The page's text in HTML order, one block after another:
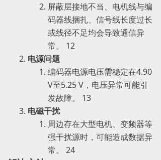
屏蔽层接地不当、电机线与编
码器线捆扎、信号线长度过长
或线径不足均会导致通信异
常。 ‌12
电源问题
编码器电源电压需稳定在4.90
V至5.25 V，电压异常可能引
发故障。 ‌13
电磁干扰
周边存在大型电机、变频器等
强干扰源时，可能造成数据异
常。 ‌24